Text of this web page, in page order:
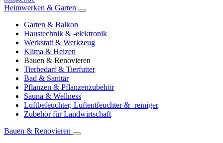
Heimwerken & Garten
Garten & Balkon
Haustechnik & -elektronik
Werkstatt & Werkzeug
Klima & Heizen
Bauen & Renovieren
Tierbedarf & Tierfutter
Bad & Sanitär
Pflanzen & Pflanzenzubehör
Sauna & Wellness
Luftbefeuchter, Luftentfeuchter & -reiniger
Zubehör für Landwirtschaft
Bauen & Renovieren